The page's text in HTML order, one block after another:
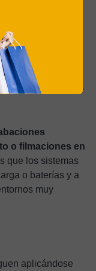
es que los
un pequeño
a la ropa o
opciones
contenido lo
pero que
o filmaciones en
que los sistemas
o baterías y a
muy
aplicándose